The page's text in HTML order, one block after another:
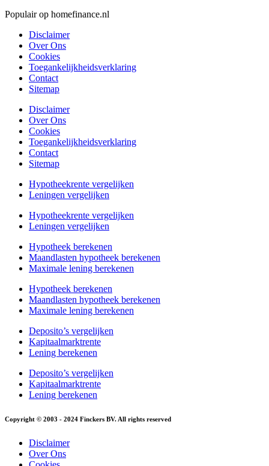
Populair op homefinance.nl
Disclaimer
Over Ons
Cookies
Toegankelijkheidsverklaring
Contact
Sitemap
Disclaimer
Over Ons
Cookies
Toegankelijkheidsverklaring
Contact
Sitemap
Hypotheekrente vergelijken
Leningen vergelijken
Hypotheekrente vergelijken
Leningen vergelijken
Hypotheek berekenen
Maandlasten hypotheek berekenen
Maximale lening berekenen
Hypotheek berekenen
Maandlasten hypotheek berekenen
Maximale lening berekenen
Deposito’s vergelijken
Kapitaalmarktrente
Lening berekenen
Deposito’s vergelijken
Kapitaalmarktrente
Lening berekenen
Copyright © 2003 - 2024 Finckers BV. All rights reserved
Disclaimer
Over Ons